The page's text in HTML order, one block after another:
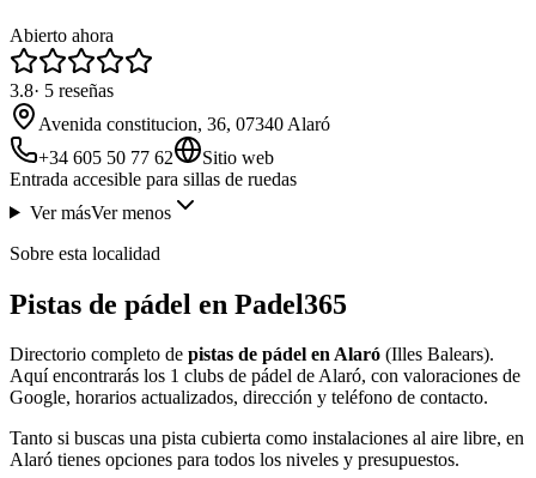
Abierto ahora
3.8· 5 reseñas
Avenida constitucion, 36, 07340 Alaró
+34 605 50 77 62
Sitio web
Entrada accesible para sillas de ruedas
Ver másVer menos
Sobre esta localidad
Pistas de pádel en Padel365
Directorio completo de pistas de pádel en Alaró (Illes Balears).
Aquí encontrarás los 1 clubs de pádel de Alaró, con valoraciones de
Google, horarios actualizados, dirección y teléfono de contacto.
Tanto si buscas una pista cubierta como instalaciones al aire libre, en
Alaró tienes opciones para todos los niveles y presupuestos.